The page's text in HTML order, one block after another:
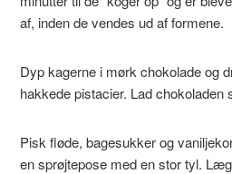
af, inden de vendes ud af formene.
Dyp kagerne i mørk chokolade og
hakkede pistacier. Lad chokoladen
Pisk fløde, bagesukker og
en sprøjtepose med en stor tyl.